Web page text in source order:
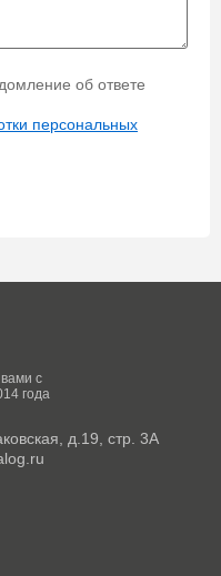
об ответе
персональных
с
года
д.19, стр. 3А